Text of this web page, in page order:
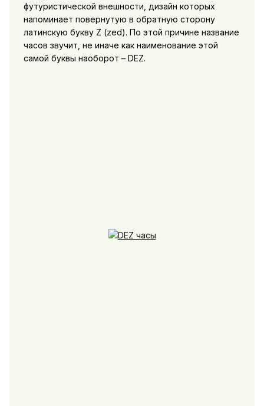
футуристической внешности, дизайн которых
напоминает повернутую в обратную сторону
латинскую букву Z (zed). По этой причине название
часов звучит, не иначе как наименование этой
самой буквы наоборот – DEZ.